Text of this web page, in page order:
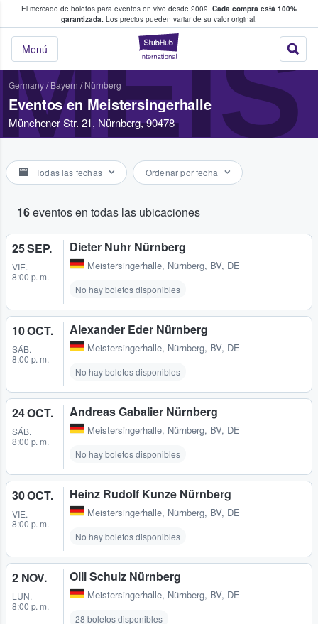
El mercado de boletos para eventos en vivo desde 2009. Cada compra está 100%
garantizada. Los precios pueden variar de su valor original.
StubHub: donde
Menú
fans compran y venden boletos
Germany/ Bayern / Nürnberg
Eventos en Meistersingerhalle
Münchener Str. 21, Nürnberg, 90478
Todas las fechas Ordenar por fecha
16eventos en todas las ubicaciones
25 SEP.
VIE.
8:00 p. m.
Dieter Nuhr Nürnberg
Meistersingerhalle, Nürnberg, BV, DE
No hay boletos disponibles
10 OCT.
SÁB.
8:00 p. m.
Alexander Eder Nürnberg
Meistersingerhalle, Nürnberg, BV, DE
No hay boletos disponibles
24 OCT.
SÁB.
8:00 p. m.
Andreas Gabalier Nürnberg
Meistersingerhalle, Nürnberg, BV, DE
No hay boletos disponibles
30 OCT.
VIE.
8:00 p. m.
Heinz Rudolf Kunze Nürnberg
Meistersingerhalle, Nürnberg, BV, DE
No hay boletos disponibles
2 NOV.
LUN.
8:00 p. m.
Olli Schulz Nürnberg
Meistersingerhalle, Nürnberg, BV, DE
28 boletos disponibles